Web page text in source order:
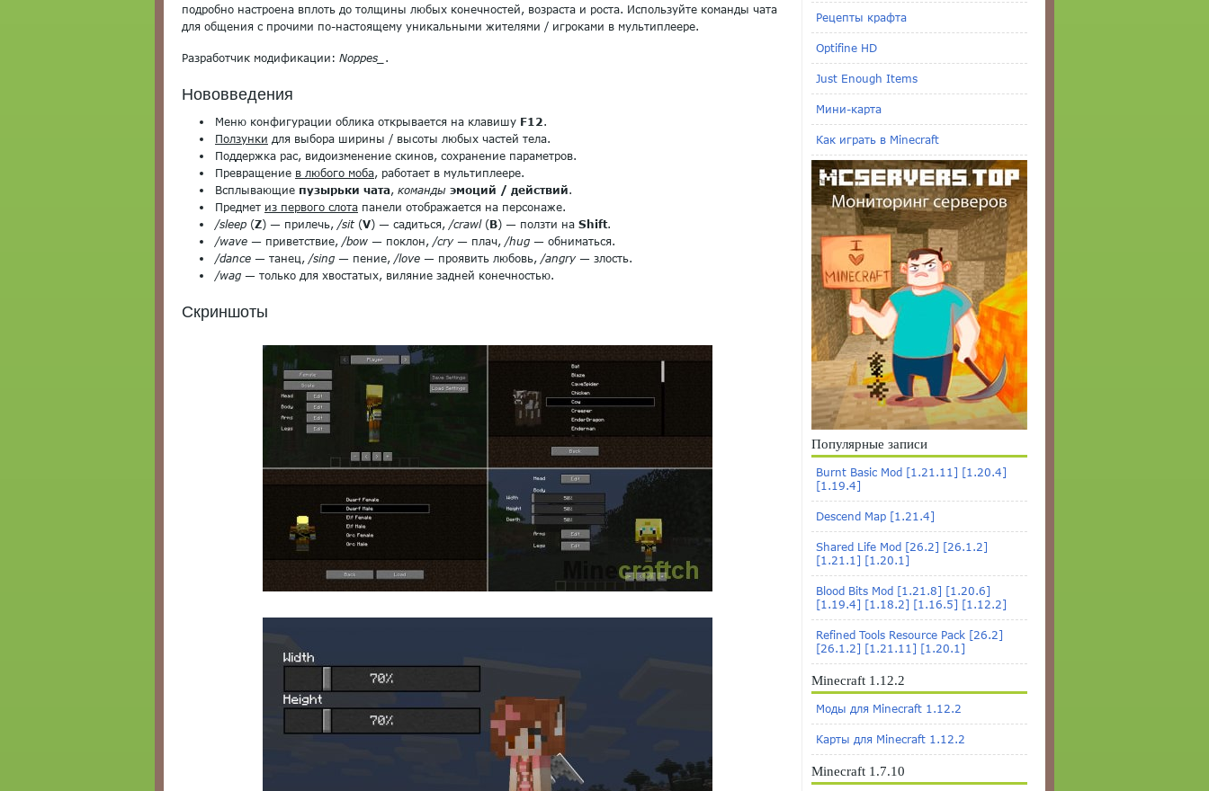
подробно настроена вплоть до толщины любых конечностей, возраста и роста. Используйте команды чата
для общения с прочими по-настоящему уникальными жителями / игроками в мультиплеере.
Разработчик модификации: Noppes_ .
Нововведения
Меню конфигурации облика открывается на клавишу F12.
Ползунки для выбора ширины / высоты любых частей тела.
Поддержка рас, видоизменение скинов, сохранение параметров.
Превращение в любого моба, работает в мультиплеере.
Всплывающие пузырьки чата, команды эмоций / действий.
Предмет из первого слота панели отображается на персонаже.
/sleep (Z) — прилечь, /sit(V) — садиться, /crawl(B) — ползти на Shift.
/wave — приветствие, /bow — поклон, /cry— плач, /hug — обниматься.
/dance — танец, /sing — пение, /love — проявить любовь, /angry— злость.
/wag — только для хвостатых, виляние задней конечностью.
Скриншоты
Рецепты крафта
Optifine HD
Just Enough Items
Мини-карта
Как играть в Minecraft
Популярные записи
Burnt Basic Mod [1.21.11] [1.20.4]
[1.19.4]
Descend Map [1.21.4]
Shared Life Mod [26.2] [26.1.2]
[1.21.1] [1.20.1]
Blood Bits Mod [1.21.8] [1.20.6]
[1.19.4] [1.18.2] [1.16.5] [1.12.2]
Refined Tools Resource Pack [26.2]
[26.1.2] [1.21.11] [1.20.1]
Minecraft 1.12.2
Моды для Minecraft 1.12.2
Карты для Minecraft 1.12.2
Minecraft 1.7.10